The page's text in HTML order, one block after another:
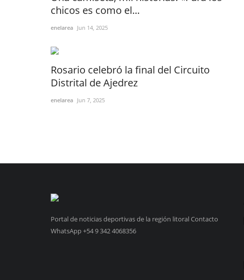
chicos es como el...
enelarea Jun 14, 2025
Rosario celebró la final del Circuito
Distrital de Ajedrez
enelarea Jun 7, 2025
Portal de noticias deportivas de la región litoral Contacto
WhatsApp +54 9 342 4068356